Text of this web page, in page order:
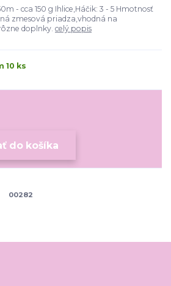
- cca 150 g Ihlice,Háčik: 3 - 5 Hmotnosť
zmesová priadza,vhodná na
doplnky. celý popis
10 ks
do košíka
00282